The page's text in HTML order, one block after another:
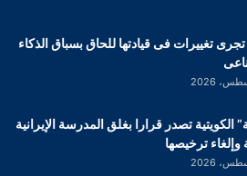
تغييرات فى قيادتها للحاق بسباق الذكاء
الكويتية تصدر قرارا بغلق المدرسة الإيرانية
وإلغاء ترخيصها